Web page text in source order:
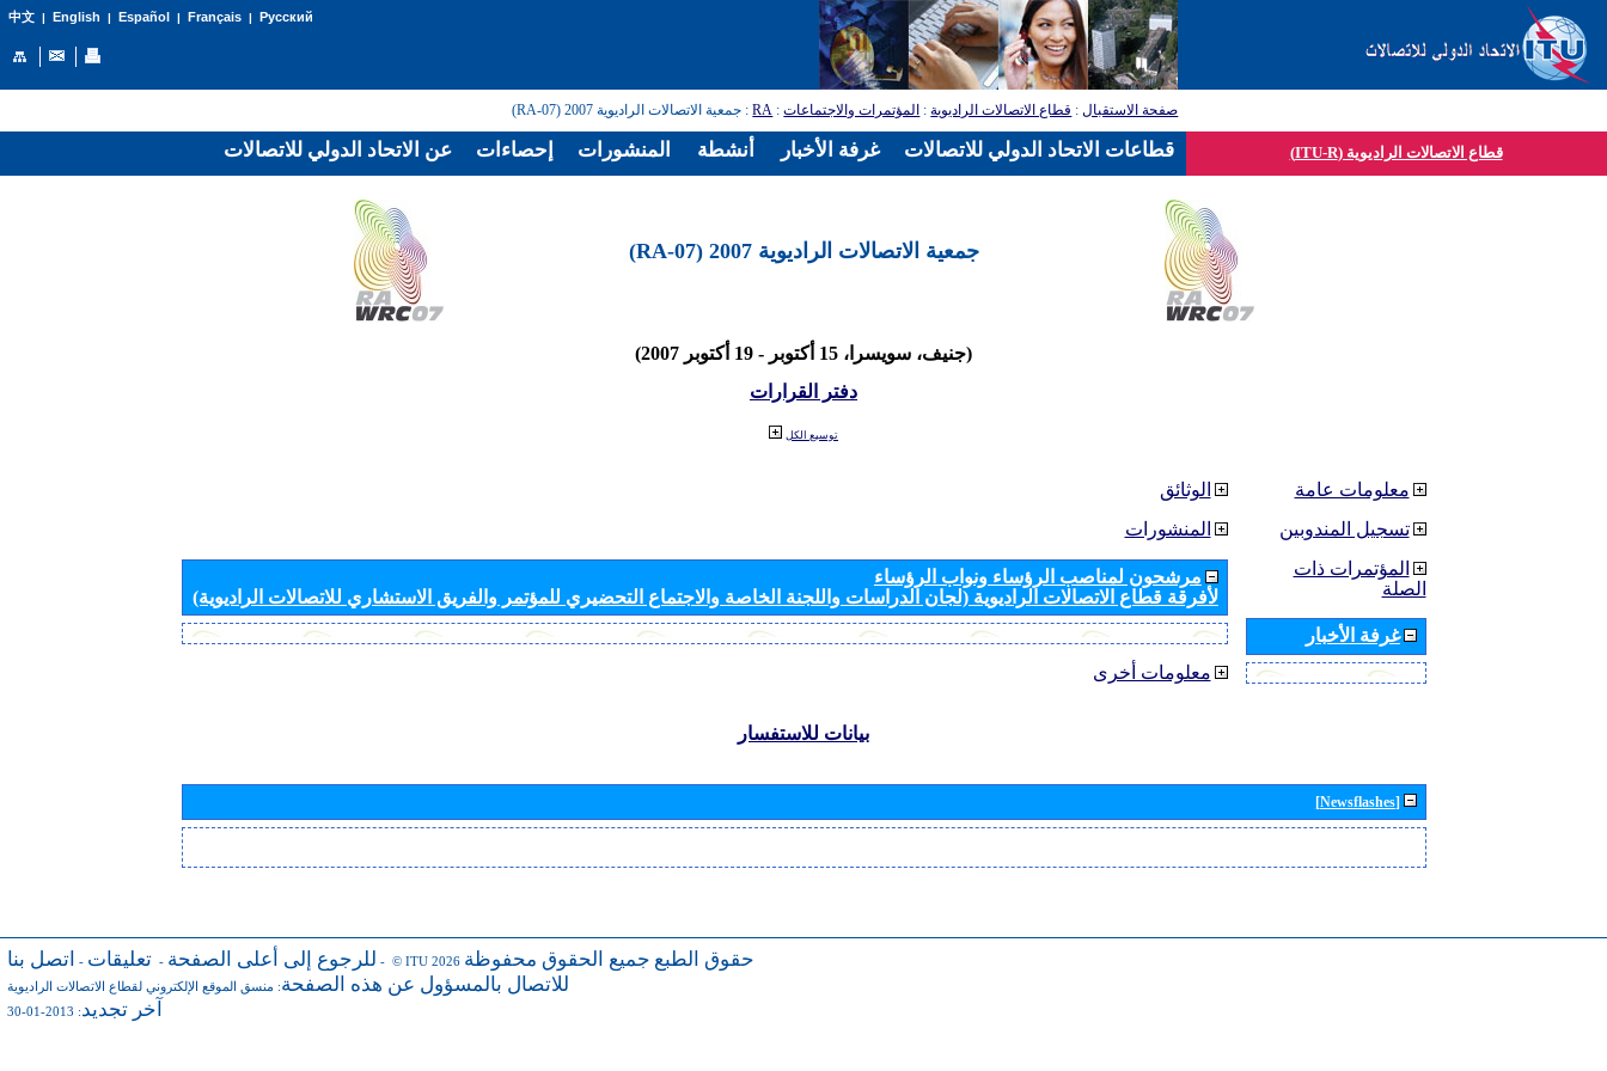
中文| English | Español | Français| Русский
صفحة الاستقبال: قطاع الاتصالات الراديوية: المؤتمرات والاجتماعات:
RA: جمعية الاتصالات الراديوية 2007 (RA-07)
قطاع الاتصالات الراديوية (ITU-R)
جمعية الاتصالات الراديوية 2007 (RA-07)
(جنيف، سويسرا، 15 أكتوبر - 19 أكتوبر 2007)
دفتر القرارات
توسيع الكل
الوثائق
المنشورات
مرشحون لمناصب الرؤساء ونواب الرؤساء
لأفرقة قطاع الاتصالات الراديوية (لجان الدراسات واللجنة الخاصة والاجتماع التحضيري للمؤتمر والفريق الاستشاري للاتصالات الراديوية)
معلومات أخرى
معلومات عامة
تسجيل المندوبين
المؤتمرات ذات
الصلة
غرفة الأخبار
بيانات للاستفسار
[Newsflashes]
للرجوع إلى أعلى الصفحة - تعليقات - اتصل بنا - © ITU 2026 حقوق الطبع جميع الحقوق محفوظة
للاتصال بالمسؤول عن هذه الصفحة: منسق الموقع الإلكتروني لقطاع الاتصالات الراديوية
آخر تجديد: 2013-01-30
عن الاتحاد الدولي للاتصالات إحصاءات المنشورات أنشطة غرفة الأخبار قطاعات الاتحاد الدولي للاتصالات